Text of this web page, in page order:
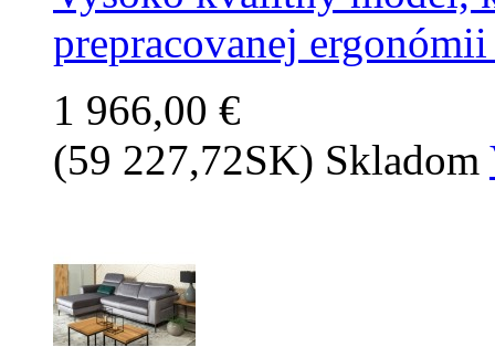
prepracovanej
1 966,00 €
(59 227,72SK) Skladom